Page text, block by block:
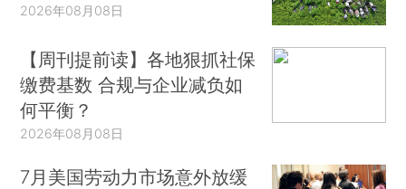
2026年08月08日
【周刊提前读】各地狠抓社保
缴费基数 合规与企业减负如
何平衡？
2026年08月08日
7月美国劳动力市场意外放缓